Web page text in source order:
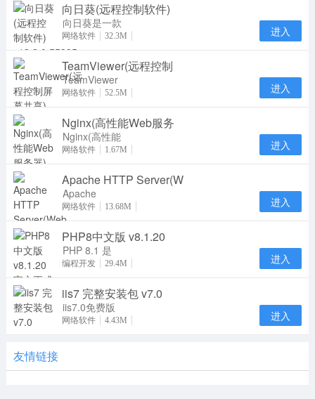
器安全管理软
件，护
向日葵(远程控制软件)
向日葵是一款
专业实用的远
程控制软件。
向日葵远程控
制
网络软件 32.3M 进入
TeamViewer(远程控制
TeamViewer
是一个在任何
代理的后台用
于远
网络软件 52.5M 进入
Nginx(高性能Web服务
Nginx(高性能
Web服务器)
下一个高性能
的 HT
网络软件 1.67M 进入
Apache HTTP Server(W
Apache
HTTP Server
通俗地称为
Apache，是
一个开放源码
网络软件 13.68M 进入
PHP8中文版 v8.1.20
PHP 8.1 是
PHP 语言的
新。它包含了
许多
编程开发 29.4M 进入
iis7 完整安装包 v7.0
iis7.0免费版
是微软Web
网络软件 4.43M 进入
友情链接